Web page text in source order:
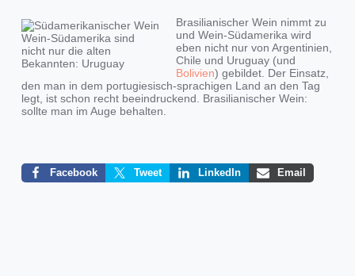
Wein-Südamerika sind
nicht nur die alten
Bekannten: Uruguay
Brasilianischer Wein nimmt zu
und Wein-Südamerika wird
eben nicht nur von Argentinien,
Chile und Uruguay (und
Bolivien) gebildet. Der Einsatz,
den man in dem portugiesisch-sprachigen Land an den Tag
legt, ist schon recht beeindruckend. Brasilianischer Wein:
sollte man im Auge behalten.
Facebook Tweet LinkedIn Email